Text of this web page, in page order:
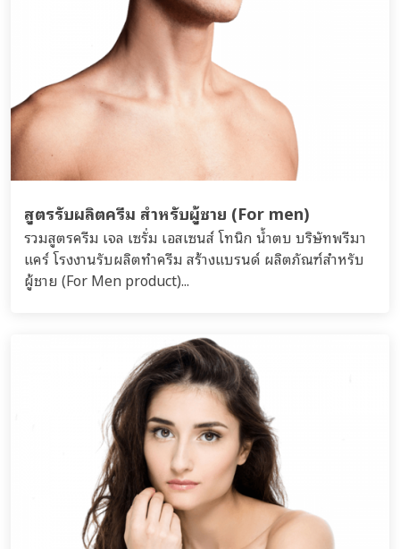
สูตรรับผลิตครีม สำหรับผู้ชาย (For men)
รวมสูตรครีม เจล เซรั่ม เอสเซนส์ โทนิก น้ำตบ บริษัทพรีมา
แคร์ โรงงานรับผลิตทำครีม สร้างแบรนด์ ผลิตภัณฑ์สำหรับ
ผู้ชาย (For Men product)...